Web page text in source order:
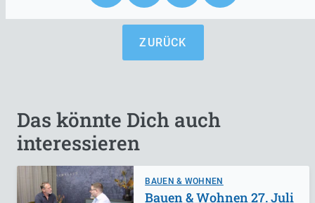
ZURÜCK
Das könnte Dich auch
interessieren
BAUEN & WOHNEN
Bauen & Wohnen 27. Juli